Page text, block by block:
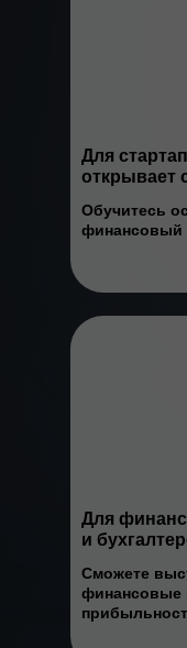
Обучитесь
финансовый
Для
открывает
Для
и
Сможете
финансовые